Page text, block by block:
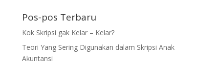
Pos-pos Terbaru
Kok Skripsi gak Kelar – Kelar?
Teori Yang Sering Digunakan dalam Skripsi Anak
Akuntansi